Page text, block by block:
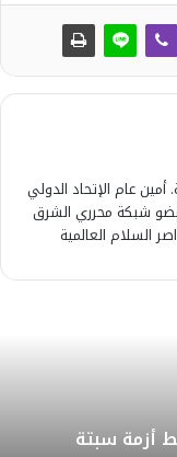
عام الإتحاد الدولي
عضو شبكة محرري الشرق
السلام العالمية
أزمة سبتة